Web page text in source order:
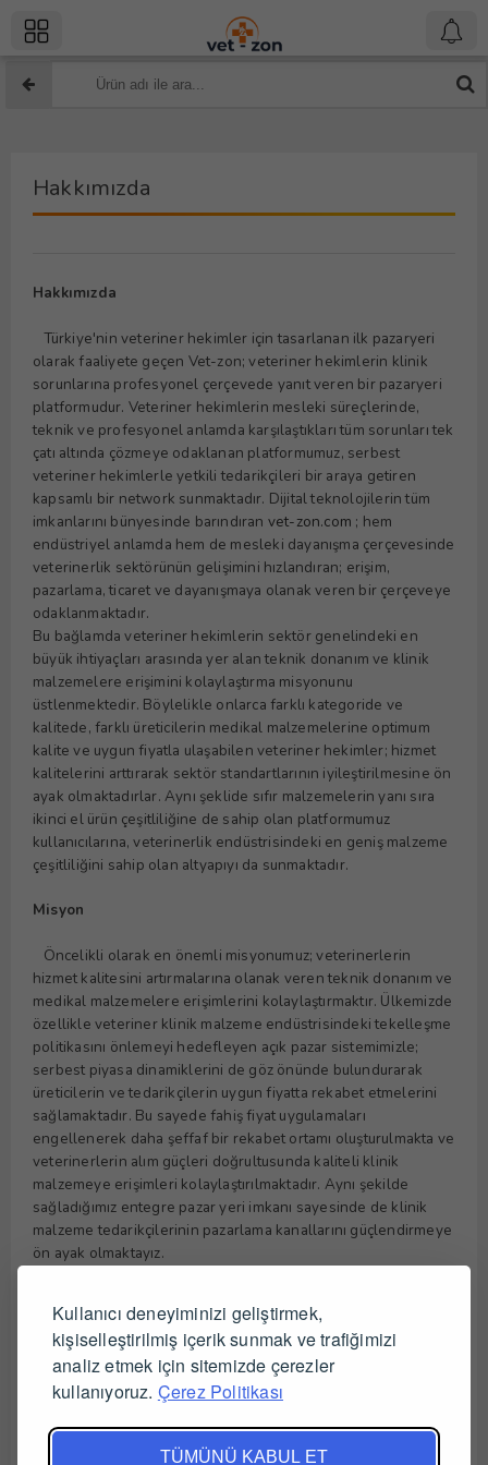
Kullanıcı deneyiminizi geliştirmek,
kişiselleştirilmiş içerik sunmak ve trafiğimizi
analiz etmek için sitemizde çerezler
kullanıyoruz. Çerez Politikası
TÜMÜNÜ KABUL ET
Hakkımızda
Hakkımızda
Türkiye'nin veteriner hekimler için tasarlanan ilk pazaryeri
olarak faaliyete geçen Vet-zon; veteriner hekimlerin klinik
sorunlarına profesyonel çerçevede yanıt veren bir pazaryeri
platformudur. Veteriner hekimlerin mesleki süreçlerinde,
teknik ve profesyonel anlamda karşılaştıkları tüm sorunları tek
çatı altında çözmeye odaklanan platformumuz, serbest
veteriner hekimlerle yetkili tedarikçileri bir araya getiren
kapsamlı bir network sunmaktadır. Dijital teknolojilerin tüm
imkanlarını bünyesinde barındıran vet-zon.com ; hem
endüstriyel anlamda hem de mesleki dayanışma çerçevesinde
veterinerlik sektörünün gelişimini hızlandıran; erişim,
pazarlama, ticaret ve dayanışmaya olanak veren bir çerçeveye
odaklanmaktadır.
Bu bağlamda veteriner hekimlerin sektör genelindeki en
büyük ihtiyaçları arasında yer alan teknik donanım ve klinik
malzemelere erişimini kolaylaştırma misyonunu
üstlenmektedir. Böylelikle onlarca farklı kategoride ve
kalitede, farklı üreticilerin medikal malzemelerine optimum
kalite ve uygun fiyatla ulaşabilen veteriner hekimler; hizmet
kalitelerini arttırarak sektör standartlarının iyileştirilmesine ön
ayak olmaktadırlar. Aynı şeklide sıfır malzemelerin yanı sıra
ikinci el ürün çeşitliliğine de sahip olan platformumuz
kullanıcılarına, veterinerlik endüstrisindeki en geniş malzeme
çeşitliliğini sahip olan altyapıyı da sunmaktadır.
Misyon
Öncelikli olarak en önemli misyonumuz; veterinerlerin
hizmet kalitesini artırmalarına olanak veren teknik donanım ve
medikal malzemelere erişimlerini kolaylaştırmaktır. Ülkemizde
özellikle veteriner klinik malzeme endüstrisindeki tekelleşme
politikasını önlemeyi hedefleyen açık pazar sistemimizle;
serbest piyasa dinamiklerini de göz önünde bulundurarak
üreticilerin ve tedarikçilerin uygun fiyatta rekabet etmelerini
sağlamaktadır. Bu sayede fahiş fiyat uygulamaları
engellenerek daha şeffaf bir rekabet ortamı oluşturulmakta ve
veterinerlerin alım güçleri doğrultusunda kaliteli klinik
malzemeye erişimleri kolaylaştırılmaktadır. Aynı şekilde
sağladığımız entegre pazar yeri imkanı sayesinde de klinik
malzeme tedarikçilerinin pazarlama kanallarını güçlendirmeye
ön ayak olmaktayız.
Yenilikçi vizyonumuz ve sektör dinamiklerini yeniden
şekillendiren stratejimiz ile ülkemiz için önemli bir endüstri
olan veterinerlik sektörünün gelişimini hızlandırmaya
kapsamlı pazar yeri platformumuzla hem tedarikçiler hem de
veterinerler arasındaki al sat işlemlerini arttırmayı böylelikle